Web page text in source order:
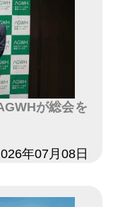
が総会を
年07月08日